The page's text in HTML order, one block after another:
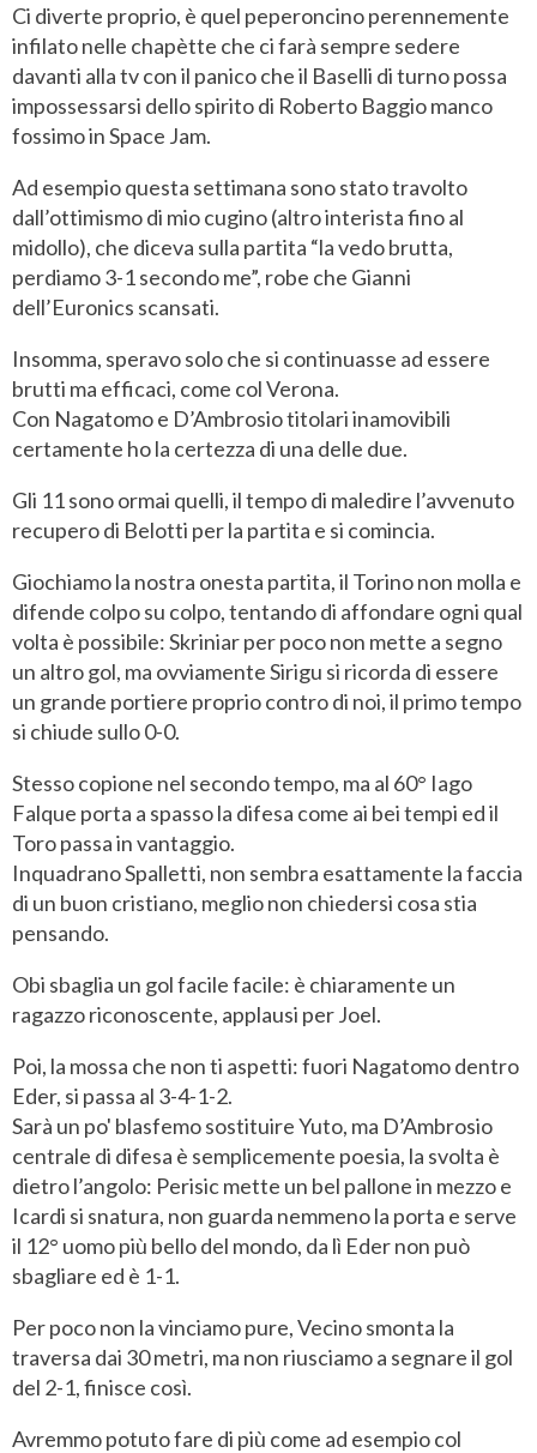
Ci diverte proprio, è quel peperoncino perennemente
infilato nelle chapètte che ci farà sempre sedere
davanti alla tv con il panico che il Baselli di turno possa
impossessarsi dello spirito di Roberto Baggio manco
fossimo in Space Jam.
Ad esempio questa settimana sono stato travolto
dall’ottimismo di mio cugino (altro interista fino al
midollo), che diceva sulla partita “la vedo brutta,
perdiamo 3-1 secondo me”, robe che Gianni
dell’Euronics scansati.
Insomma, speravo solo che si continuasse ad essere
brutti ma efficaci, come col Verona.
Con Nagatomo e D’Ambrosio titolari inamovibili
certamente ho la certezza di una delle due.
Gli 11 sono ormai quelli, il tempo di maledire l’avvenuto
recupero di Belotti per la partita e si comincia.
Giochiamo la nostra onesta partita, il Torino non molla e
difende colpo su colpo, tentando di affondare ogni qual
volta è possibile: Skriniar per poco non mette a segno
un altro gol, ma ovviamente Sirigu si ricorda di essere
un grande portiere proprio contro di noi, il primo tempo
si chiude sullo 0-0.
Stesso copione nel secondo tempo, ma al 60° Iago
Falque porta a spasso la difesa come ai bei tempi ed il
Toro passa in vantaggio.
Inquadrano Spalletti, non sembra esattamente la faccia
di un buon cristiano, meglio non chiedersi cosa stia
pensando.
Obi sbaglia un gol facile facile: è chiaramente un
ragazzo riconoscente, applausi per Joel.
Poi, la mossa che non ti aspetti: fuori Nagatomo dentro
Eder, si passa al 3-4-1-2.
Sarà un po' blasfemo sostituire Yuto, ma D’Ambrosio
centrale di difesa è semplicemente poesia, la svolta è
dietro l’angolo: Perisic mette un bel pallone in mezzo e
Icardi si snatura, non guarda nemmeno la porta e serve
il 12° uomo più bello del mondo, da lì Eder non può
sbagliare ed è 1-1.
Per poco non la vinciamo pure, Vecino smonta la
traversa dai 30 metri, ma non riusciamo a segnare il gol
del 2-1, finisce così.
Avremmo potuto fare di più come ad esempio col